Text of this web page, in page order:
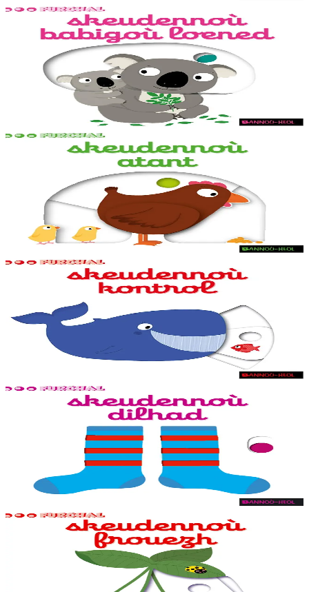
1 ans et plus
Mon imagier des bébés animaux
Des animations adaptées aux tout-petits sur chaque double page, dès
la couverture. Un petit jeu pour s'amuser avec les mots à la fin du
1 ans et plus
Mon imagier de la ferme
Des animations adaptées aux tout-petits sur chaque double page, dès
la couverture. Un petit jeu pour s'amuser avec les mots à la fin du
1 ans et plus
Mon imagier des contraires
Des animations adaptées aux tout-petits sur chaque double page, dès
la couverture. Un petit jeu pour s'amuser avec les mots à la fin du
1 ans et plus
Mon imagier des vêtements
Des animations adaptées aux tout-petits sur chaque double page, dès
la couverture. Un petit jeu pour s'amuser avec les mots à la fin du
1 ans et plus
Mon imagier des fruits
Des animations adaptées aux tout-petits sur chaque double page, dès